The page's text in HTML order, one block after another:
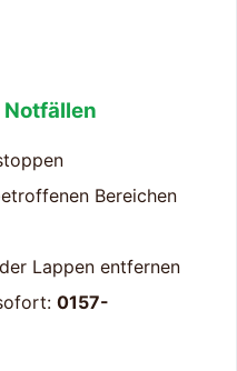
Bereichen
Lappen entfernen
0157-